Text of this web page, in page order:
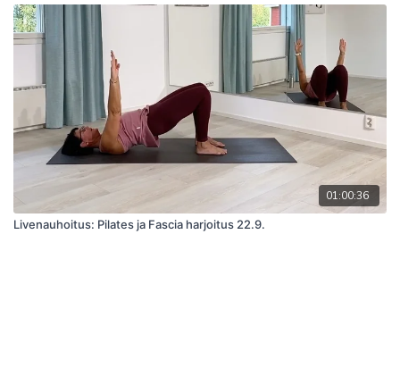
01:00:36
Livenauhoitus: Pilates ja Fascia harjoitus 22.9.